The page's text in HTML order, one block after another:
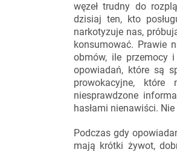
węzeł trudny do
dzisiaj ten, kto
narkotyzuje nas,
konsumować. Prawie
obmów, ile przemocy
opowiadań, które są
prowokacyjne,
niesprawdzone
hasłami nienawiści.
Podczas gdy
mają krótki żywot,